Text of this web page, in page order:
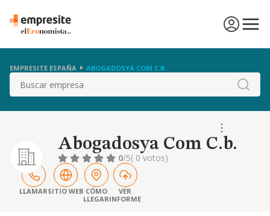
EMPRESITE ESPAÑA ABOGADOSYA COM C.B.
Buscar
Abogadosya Com C.b.
0/5( 0 votos)
LLAMARSITIO WEB CÓMO
LLEGAR
VER
INFORME